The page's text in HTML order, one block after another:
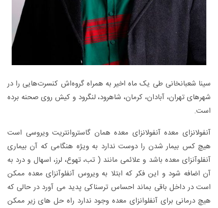
سینا شعبانخانی طی یک ماه اخیر به همراه گروه‌اش کنسرت‌هایی را در
شهرهای تهران، آبادان، کرمان، شاهرود، لنگرود و کیش روی صحنه برده
است.
آنفولانزای معده آنفولانزای معده همان گاستروانتریت ویروسی است
هیچ کس بیمار شدن را دوست ندارد به ویژه هنگامی که آن بیماری
آنفلوآنزای معده باشد و علائمی مانند ( تب، تهوع، لرز، اسهال و درد به
آن اضافه شود و این فکر که ابتلا به ویروس آنفلوآنزای معده ممکن
است در داخل باقی بماند احساس ترسناکی پدید می آورد در حالی که
هیچ درمانی برای آنفلوانزای معده وجود ندارد راه حل های زیر ممکن